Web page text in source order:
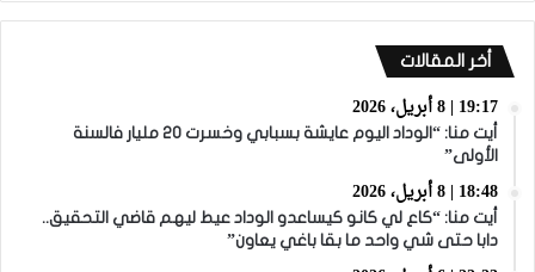
أخر المقالات
19:17 | 8 أبريل، 2026
أيت منا: “الوداد اليوم عايشة بسبابي وخسرت 20 مليار فالسنة
الأولى”
18:48 | 8 أبريل، 2026
أيت منا: “كاع لي كانو كيساعدو الوداد عيط ليهم قاضي التحقيق..
دابا حتى شي واحد ما بقا باغي يعاون”